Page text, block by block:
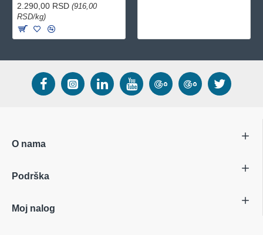
2.290,00 RSD (916,00
RSD/kg)
O nama
Podrška
Moj nalog